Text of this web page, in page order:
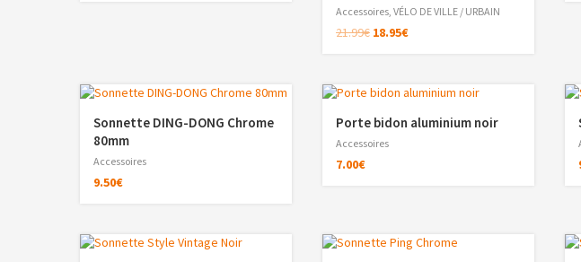
Accessoires, VÉLO DE VILLE / URBAIN
21.99€ 18.95€
Sonnette DING-DONG Chrome
80mm
Accessoires
9.50€
Porte bidon aluminium noir
Accessoires
7.00€